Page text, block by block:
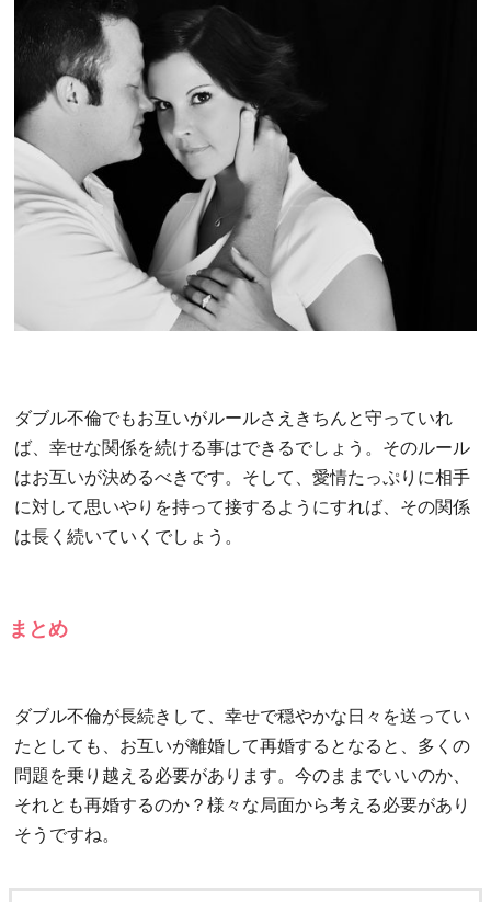
ダブル不倫でもお互いがルールさえきちんと守っていれ
ば、幸せな関係を続ける事はできるでしょう。そのルール
はお互いが決めるべきです。そして、愛情たっぷりに相手
に対して思いやりを持って接するようにすれば、その関係
は長く続いていくでしょう。
まとめ
ダブル不倫が長続きして、幸せで穏やかな日々を送ってい
たとしても、お互いが離婚して再婚するとなると、多くの
問題を乗り越える必要があります。今のままでいいのか、
それとも再婚するのか？様々な局面から考える必要があり
そうですね。